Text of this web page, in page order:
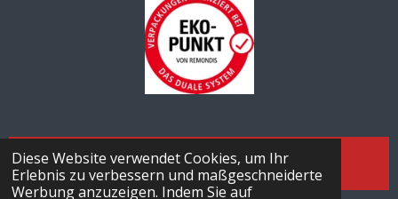
Diese Website verwendet Cookies, um Ihr
Erlebnis zu verbessern und maßgeschneiderte
Werbung anzuzeigen. Indem Sie auf
Vertrag Widerrufen